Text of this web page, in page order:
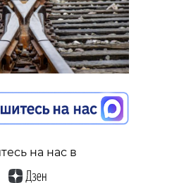
на нас в